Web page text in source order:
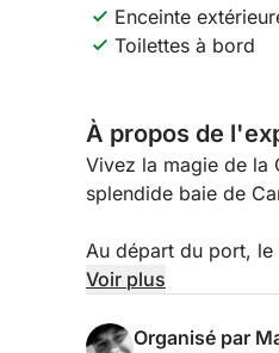
Enceinte
Toilettes à bord
À propos de
Vivez la magie de la
splendide baie de
Au départ du port,
sur l'eau tandis que
de l'instant.
Voir plus
Organisé par